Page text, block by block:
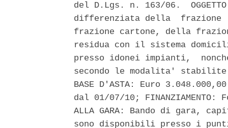
del D.Lgs. n. 163/06.
differenziata della
frazione cartone, della
residua con il sistema
presso idonei impianti,
secondo le modalita' stabilite
BASE D'ASTA: Euro
dal 01/07/10; FINANZIAMENTO:
ALLA GARA: Bando di gara,
sono disponibili presso i